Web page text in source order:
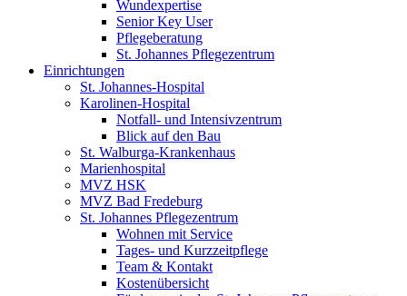
Wundexpertise
Senior Key User
Pflegeberatung
St. Johannes Pflegezentrum
Einrichtungen
St. Johannes-Hospital
Karolinen-Hospital
Notfall- und Intensivzentrum
Blick auf den Bau
St. Walburga-Krankenhaus
Marienhospital
MVZ HSK
MVZ Bad Fredeburg
St. Johannes Pflegezentrum
Wohnen mit Service
Tages- und Kurzzeitpflege
Team & Kontakt
Kostenübersicht